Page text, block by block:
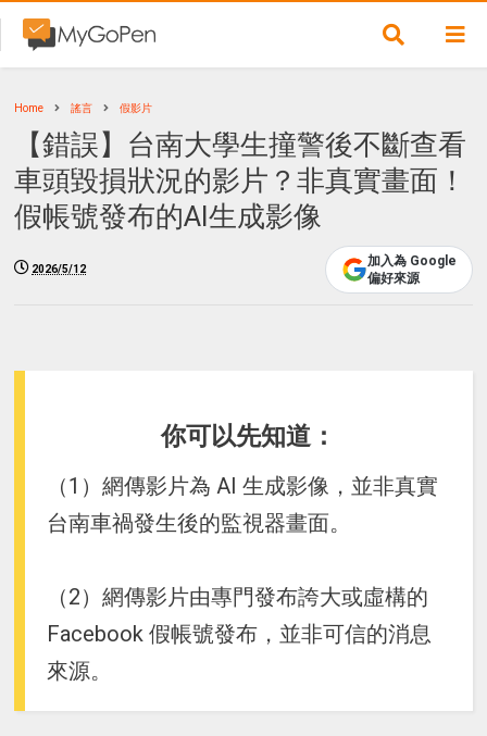
Home 謠言 假影片
【錯誤】台南大學生撞警後不斷查看
車頭毀損狀況的影片？非真實畫面！
假帳號發布的AI生成影像
2026/5/12
加入為 Google
偏好來源
你可以先知道：
（1）網傳影片為 AI 生成影像，並非真實
台南車禍發生後的監視器畫面。
（2）網傳影片由專門發布誇大或虛構的
Facebook 假帳號發布，並非可信的消息
來源。